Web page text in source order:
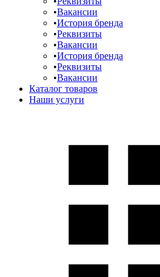
Вакансии
История бренда
Реквизиты
Вакансии
История бренда
Реквизиты
Вакансии
Каталог товаров
Наши услуги